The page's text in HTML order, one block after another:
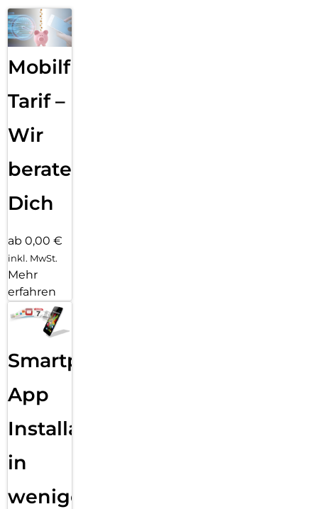
Mobilfunk
Tarif –
Wir
beraten
Dich
ab 0,00 €
inkl. MwSt.
Mehr
erfahren
Smartphone
App
Installation
in
wenigen